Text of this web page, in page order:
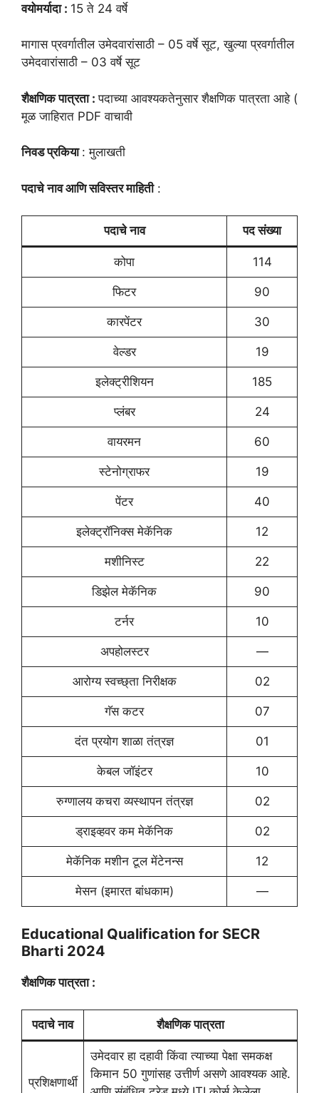
वयोमर्यादा : 15 ते 24 वर्षे
मागास प्रवर्गातील उमेदवारांसाठी – 05 वर्षे सूट, खुल्या प्रवर्गातील
उमेदवारांसाठी – 03 वर्षे सूट
शैक्षणिक पात्रता :पदाच्या आवश्यकतेनुसार शैक्षणिक पात्रता आहे (
मूळ जाहिरात PDF वाचावी
निवड प्रकिया : मुलाखती
पदाचे नाव आणि सविस्तर माहिती:
पदाचे नाव पद संख्या
कोपा 114
फिटर 90
कारपेंटर 30
वेल्डर 19
इलेक्ट्रीशियन 185
प्लंबर 24
वायरमन 60
स्टेनोग्राफर 19
पेंटर 40
इलेक्ट्रॉनिक्स मेकॅनिक 12
मशीनिस्ट 22
डिझेल मेकॅनिक 90
टर्नर 10
अपहोलस्टर —
आरोग्य स्वच्छ्ता निरीक्षक 02
गॅस कटर 07
दंत प्रयोग शाळा तंत्रज्ञ 01
केबल जॉइंटर 10
रुग्णालय कचरा व्यस्थापन तंत्रज्ञ 02
ड्राइव्हवर कम मेकॅनिक 02
मेकॅनिक मशीन टूल मेंटेनन्स 12
मेसन (इमारत बांधकाम) —
Educational Qualification for SECR
Bharti 2024
शैक्षणिक पात्रता :
पदाचे नाव शैक्षणिक पात्रता
प्रशिक्षणार्थी
उमेदवार हा दहावी किंवा त्याच्या पेक्षा समकक्ष
किमान 50 गुणांसह उत्तीर्ण असणे आवश्यक आहे.